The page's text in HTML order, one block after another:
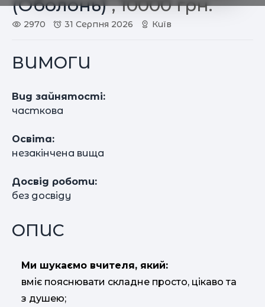
(Оболонь), 10000 грн.
2970 31 Серпня 2026 Київ
ВИМОГИ
Вид зайнятості:
часткова
Освіта:
незакінчена вища
Досвід роботи:
без досвіду
ОПИС
Ми шукаємо вчителя, який:
вміє пояснювати складне просто, цікаво та
з душею;